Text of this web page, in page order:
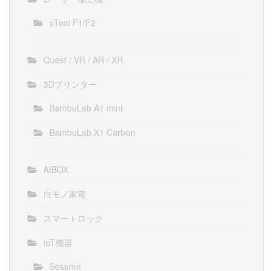
xTool F1/F2
Quest / VR / AR / XR
3Dプリンター
BambuLab A1 mini
BambuLab X1 Carbon
AIBOX
白モノ家電
スマートロック
IoT機器
Sesame